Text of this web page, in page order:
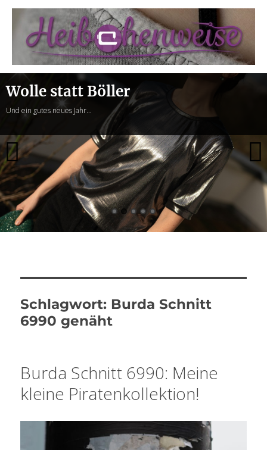
Heibchenweise
Wolle statt Böller
Und ein gutes neues Jahr…
Schlagwort: Burda Schnitt
6990 genäht
Burda Schnitt 6990: Meine
kleine Piratenkollektion!